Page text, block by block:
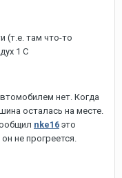
(т.е. там что-то
1 С
нет. Когда
осталась на месте.
nke16 это
не прогреется.